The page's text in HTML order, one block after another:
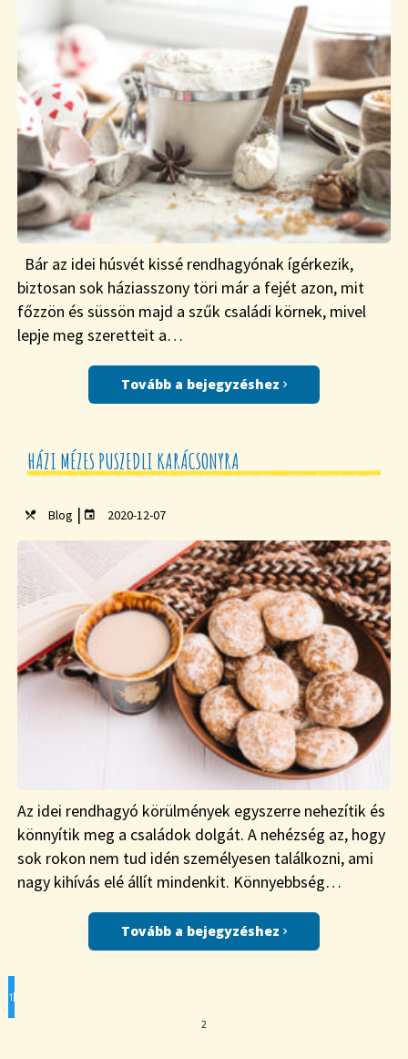
Bár az idei húsvét kissé rendhagyónak ígérkezik,
biztosan sok háziasszony töri már a fejét azon, mit
főzzön és süssön majd a szűk családi körnek, mivel
lepje meg szeretteit a…
Tovább a bejegyzéshez
HÁZI MÉZES PUSZEDLI KARÁCSONYRA
Blog | 2020-12-07
Az idei rendhagyó körülmények egyszerre nehezítik és
könnyítik meg a családok dolgát. A nehézség az, hogy
sok rokon nem tud idén személyesen találkozni, ami
nagy kihívás elé állít mindenkit. Könnyebbség…
Tovább a bejegyzéshez
1
2